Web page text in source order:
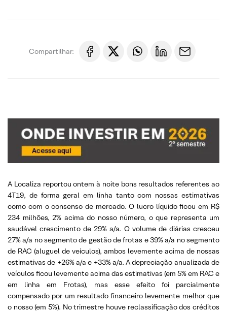
Compartilhar:
A Localiza reportou ontem à noite bons resultados referentes ao
4T19, de forma geral em linha tanto com nossas estimativas
como com o consenso de mercado. O lucro líquido ficou em R$
234 milhões, 2% acima do nosso número, o que representa um
saudável crescimento de 29% a/a. O volume de diárias cresceu
27% a/a no segmento de gestão de frotas e 39% a/a no segmento
de RAC (aluguel de veículos), ambos levemente acima de nossas
estimativas de +26% a/a e +33% a/a. A depreciação anualizada de
veículos ficou levemente acima das estimativas (em 5% em RAC e
em linha em Frotas), mas esse efeito foi parcialmente
compensado por um resultado financeiro levemente melhor que
o nosso (em 5%). No trimestre houve reclassificação dos créditos